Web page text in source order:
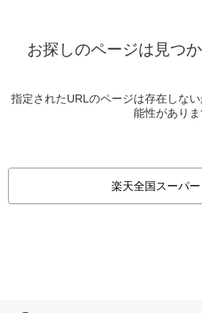
お探しのページは見つ
指定されたURLのページは存在しな
能性がありま
楽天全国スーパ